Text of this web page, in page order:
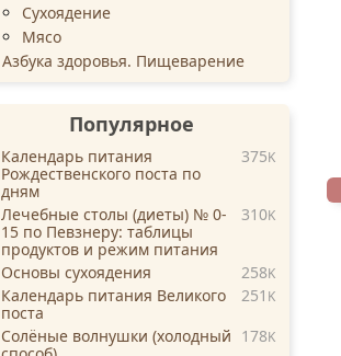
Сухоядение
Мясо
Азбука здоровья. Пищеварение
Популярное
Календарь питания
Рождественского поста по
дням
375K
Лечебные столы (диеты) № 0-
15 по Певзнеру: таблицы
продуктов и режим питания
310K
Основы сухоядения 258K
Календарь питания Великого
поста
251 K
Солёные волнушки (холодный 178K